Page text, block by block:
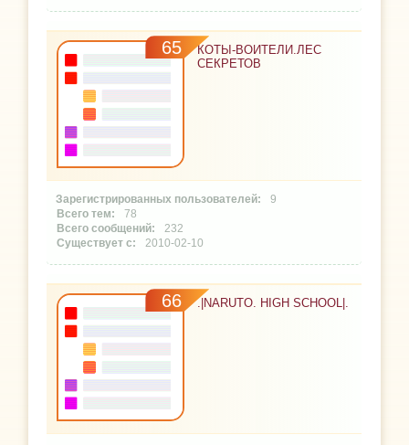
65
КОТЫ-ВОИТЕЛИ.ЛЕС
СЕКРЕТОВ
9
78
232
2010-02-10
66 .|NARUTO. HIGH SCHOOL|.